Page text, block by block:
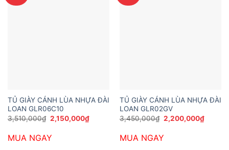
TỦ GIÀY CÁNH LÙA NHỰA ĐÀI
LOAN GLR06C10
3,510,000₫ Giá
gốc
3,510,000₫.
2,150,000₫Giá
hiện
MUA NGAY
TỦ GIÀY CÁNH LÙA NHỰA ĐÀI
LOAN GLR02GV
3,450,000₫ Giá
gốc
3,450,000₫.
2,200,000₫Giá
hiện
MUA NGAY